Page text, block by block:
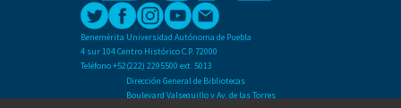
Benemérita Universidad Autónoma de Puebla
4 sur 104 Centro Histórico C.P. 72000
Teléfono +52(222) 2295500 ext. 5013
Dirección General de Bibliotecas
Boulevard Valsequillo y Av. de las Torres